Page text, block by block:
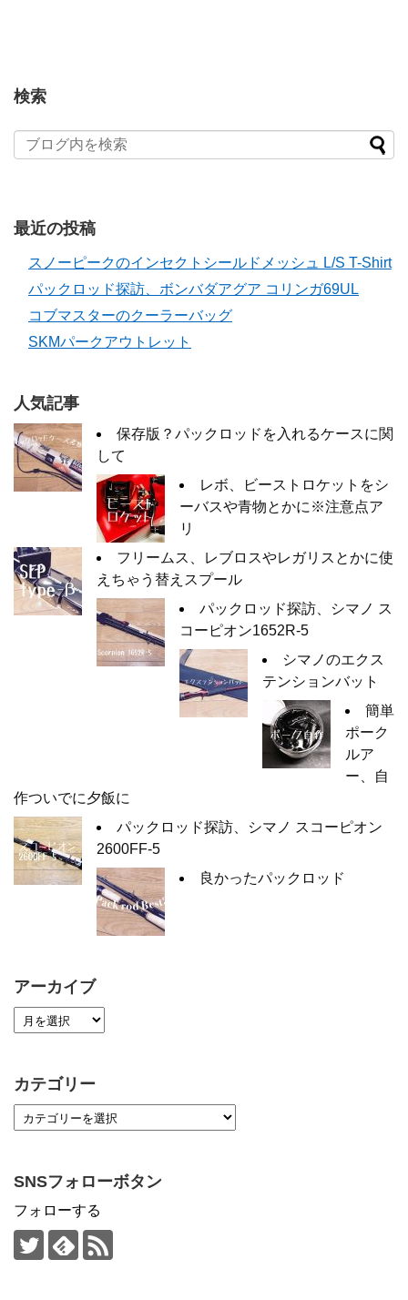
検索
最近の投稿
スノーピークのインセクトシールドメッシュ L/S T-Shirt
パックロッド探訪、ボンバダアグア コリンガ69UL
コブマスターのクーラーバッグ
SKMパークアウトレット
人気記事
保存版？パックロッドを入れるケースに関
して
レボ、ビーストロケットをシ
ーバスや青物とかに※注意点ア
リ
フリームス、レブロスやレガリスとかに使
えちゃう替えスプール
パックロッド探訪、シマノ ス
コーピオン1652R-5
シマノのエクス
テンションバット
簡単
ポーク
ルア
ー、自
作ついでに夕飯に
パックロッド探訪、シマノ スコーピオン
2600FF-5
良かったパックロッド
アーカイブ
カテゴリー
SNSフォローボタン
フォローする